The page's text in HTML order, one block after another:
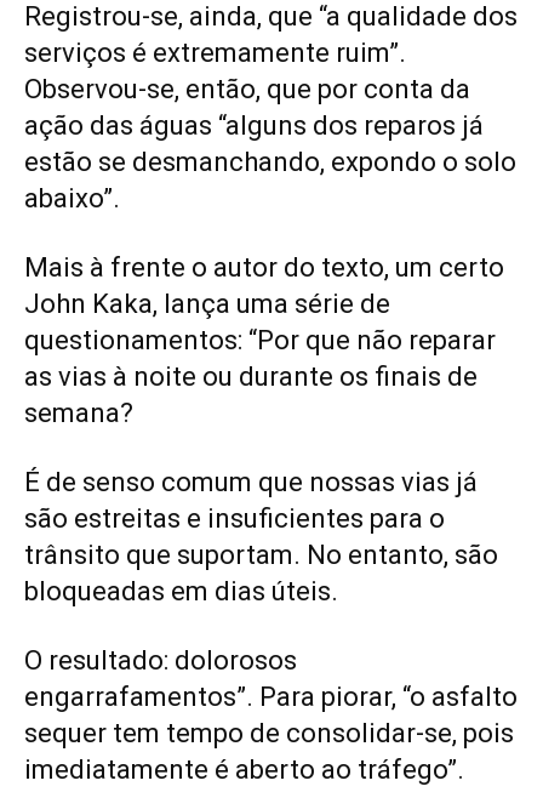
Registrou-se, ainda, que “a qualidade dos
serviços é extremamente ruim”.
Observou-se, então, que por conta da
ação das águas “alguns dos reparos já
estão se desmanchando, expondo o solo
abaixo”.
Mais à frente o autor do texto, um certo
John Kaka, lança uma série de
questionamentos: “Por que não reparar
as vias à noite ou durante os finais de
semana?
É de senso comum que nossas vias já
são estreitas e insuficientes para o
trânsito que suportam. No entanto, são
bloqueadas em dias úteis.
O resultado: dolorosos
engarrafamentos”. Para piorar, “o asfalto
sequer tem tempo de consolidar-se, pois
imediatamente é aberto ao tráfego”.